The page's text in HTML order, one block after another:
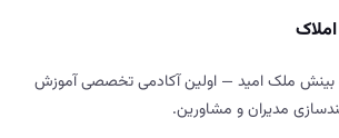
بینش ملک امید — اولین آکادمی تخصصی آموزش
مدیران و مشاورین.